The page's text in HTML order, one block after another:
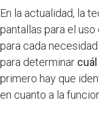
En la actualidad, la
pantallas para el
para cada
para determinar
primero hay que
en cuanto a la